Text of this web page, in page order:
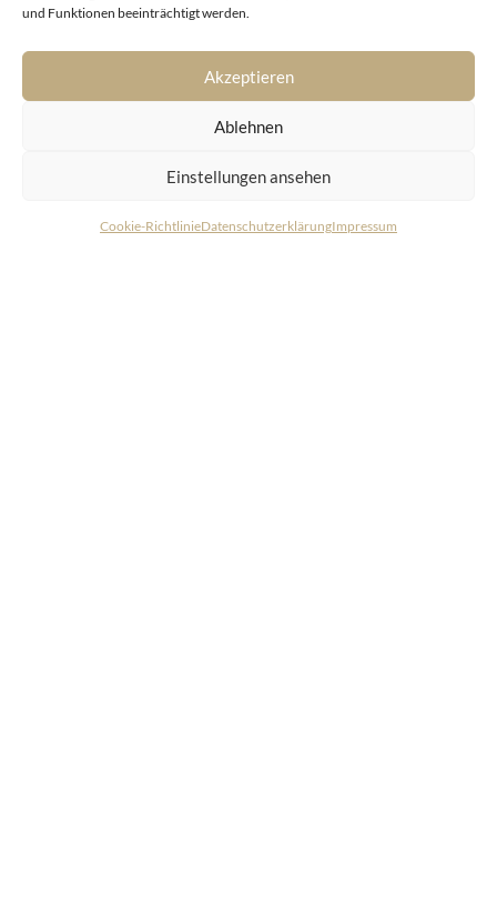
und Funktionen beeinträchtigt werden.
Akzeptieren
Ablehnen
Einstellungen ansehen
Cookie-RichtlinieDatenschutzerklärungImpressum
Going am Wilden Kaiser